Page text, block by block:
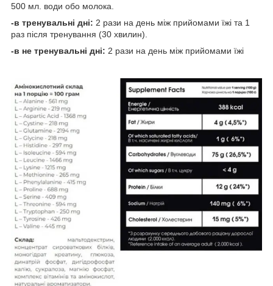
500 мл. води обо молока.
-в тренувальні дні: 2 рази на день між прийомами їжі та 1
раз після тренування (30 хвилин).
-в не тренувальні дні: 2 рази на день між прийомами їжі